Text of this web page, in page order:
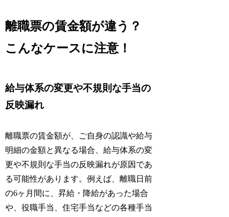
離職票の賃金額が違う？
こんなケースに注意！
給与体系の変更や不規則な手当の
反映漏れ
離職票の賃金額が、ご自身の認識や給与
明細の金額と異なる場合、給与体系の変
更や不規則な手当の反映漏れが原因であ
る可能性があります。例えば、離職日前
の6ヶ月間に、昇給・降給があった場合
や、役職手当、住宅手当などの各種手当